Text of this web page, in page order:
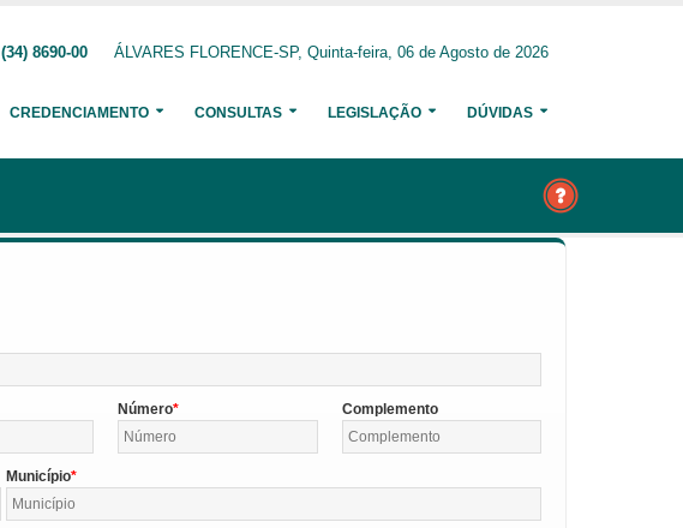
(34) 8690-00 ÁLVARES FLORENCE-SP, Quinta-feira, 06 de Agosto de 2026
CREDENCIAMENTO CONSULTAS LEGISLAÇÃO DÚVIDAS
Número Complemento
Município